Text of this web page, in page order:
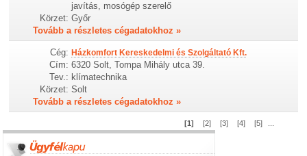
javítás, mosógép szerelő
Körzet: Győr
Tovább a részletes cégadatokhoz »
Cég: Házkomfort Kereskedelmi és Szolgáltató Kft.
Cím: 6320 Solt, Tompa Mihály utca 39.
Tev.: klímatechnika
Körzet: Solt
Tovább a részletes cégadatokhoz »
[1] [2] [3] [4] [5]